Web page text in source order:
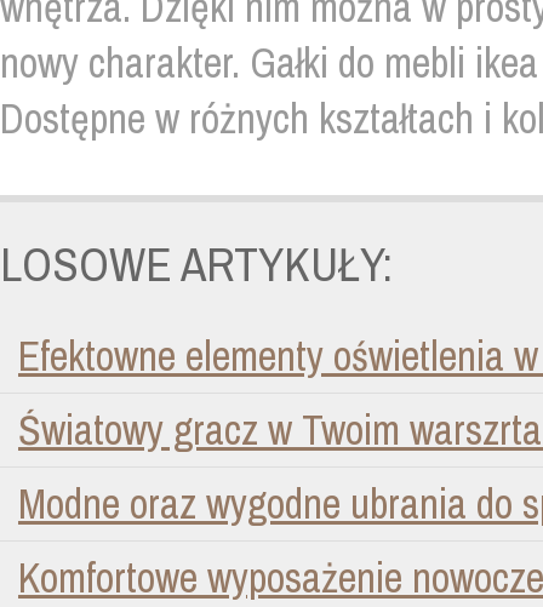
nowy charakter. Gałki do mebli
Dostępne w różnych kształtach i
LOSOWE ARTYKUŁY:
Efektowne elementy oświetlenia
Światowy gracz w Twoim
Modne oraz wygodne ubrania do
Komfortowe wyposażenie